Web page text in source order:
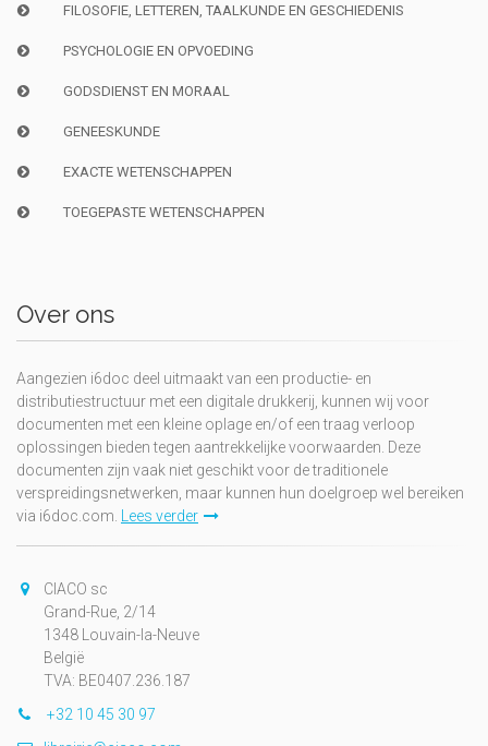
FILOSOFIE, LETTEREN, TAALKUNDE EN GESCHIEDENIS
PSYCHOLOGIE EN OPVOEDING
GODSDIENST EN MORAAL
GENEESKUNDE
EXACTE WETENSCHAPPEN
TOEGEPASTE WETENSCHAPPEN
Over ons
Aangezien i6doc deel uitmaakt van een productie- en
distributiestructuur met een digitale drukkerij, kunnen wij voor
documenten met een kleine oplage en/of een traag verloop
oplossingen bieden tegen aantrekkelijke voorwaarden. Deze
documenten zijn vaak niet geschikt voor de traditionele
verspreidingsnetwerken, maar kunnen hun doelgroep wel bereiken
via i6doc.com.
Lees verder
CIACO sc
Grand-Rue, 2/14
1348 Louvain-la-Neuve
België
TVA: BE0407.236.187
+32 10 45 30 97